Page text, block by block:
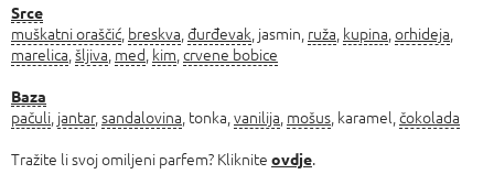
Srce
muškatni oraščić breskva đurđevak , jasmin, ruža kupina orhideja
marelica šljiva med kim crvene bobice
Baza
pačuli jantar, sandalovina , tonka, vanilija mošus , karamel, čokolada
Tražite li svoj omiljeni parfem? Kliknite ovdje.